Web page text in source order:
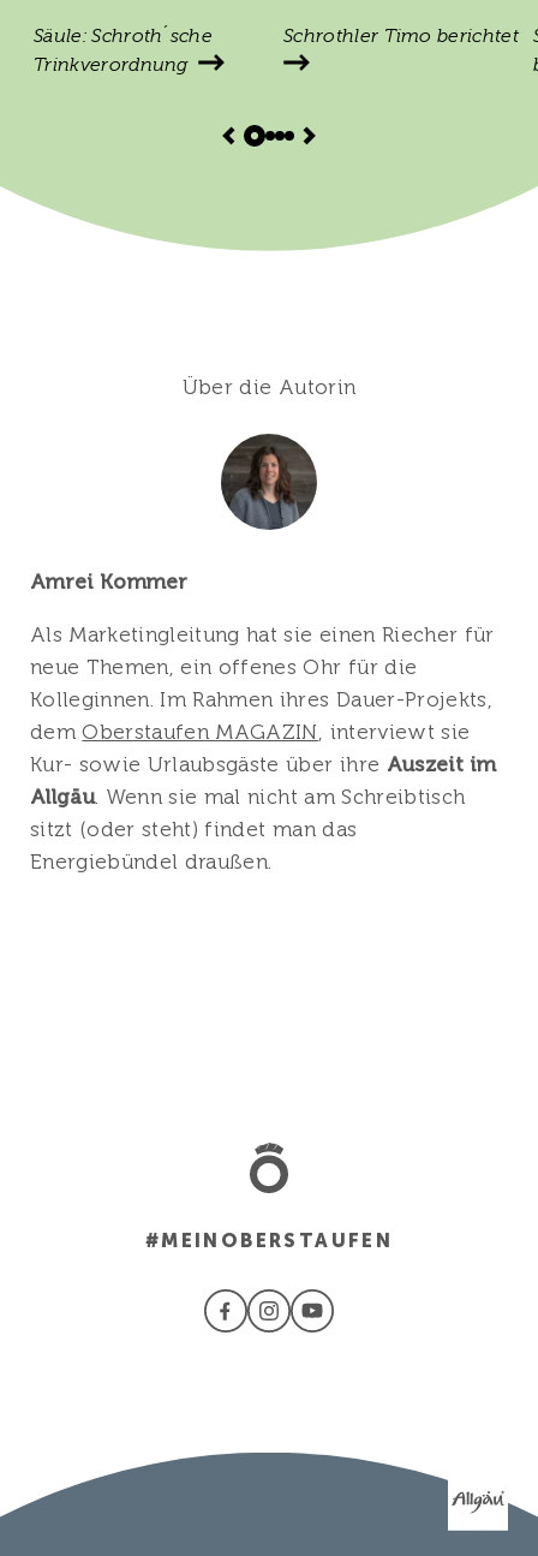
Säule: Schroth´sche
Trinkverordnung
Schrothler Timo berichtet
Über die Autorin
Amrei Kommer
Als Marketingleitung hat sie einen Riecher für
neue Themen, ein offenes Ohr für die
Kolleginnen. Im Rahmen ihres Dauer-Projekts,
demOberstaufen MAGAZIN , interviewt sie
Kur- sowie Urlaubsgäste über ihre Auszeit im
Allgäu. Wenn sie mal nicht am Schreibtisch
sitzt (oder steht) findet man das
Energiebündel draußen.
#MEINOBERSTAUFEN